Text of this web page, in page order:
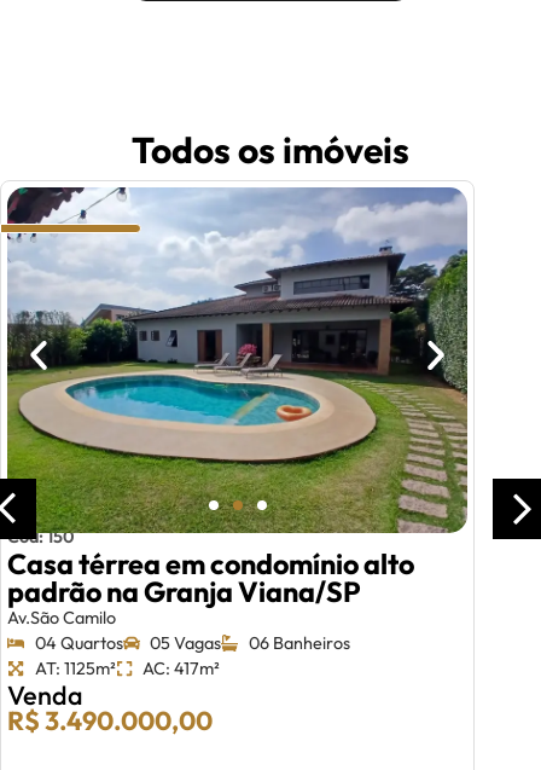
Todos os imóveis
Cód: 150
Casa térrea em condomínio alto
padrão na Granja Viana/SP
Av.São Camilo
04 Quartos
05 Vagas
06 Banheiros
AT: 1125m²
AC: 417m²
Venda
R$ 3.490.000,00